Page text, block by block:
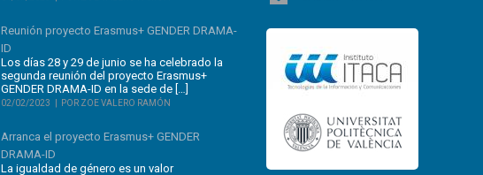
Reunión proyecto Erasmus+ GENDER DRAMA-
ID
Los días 28 y 29 de junio se ha celebrado la
segunda reunión del proyecto Erasmus+
GENDER DRAMA-ID en la sede de […]
02/02/2023 POR ZOE VALERO RAMÓN
Arranca el proyecto Erasmus+ GENDER
DRAMA-ID
La igualdad de género es un valor